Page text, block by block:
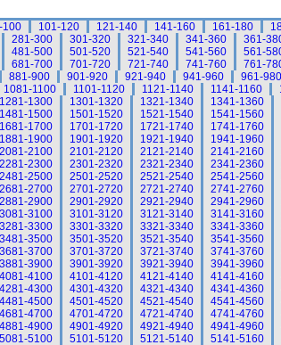
100 101-120 121-140 141-160 161-180
281-300 301-320 321-340 341-360 361-
481-500 501-520 521-540 541-560 561-
681-700 701-720 721-740 741-760 761-
881-900 901-920 921-940 941-960 961-980
1081-1100 1101-1120 1121-1140 1141-1160
1281-1300 1301-1320 1321-1340 1341-1360
1481-1500 1501-1520 1521-1540 1541-1560
1681-1700 1701-1720 1721-1740 1741-1760
1881-1900 1901-1920 1921-1940 1941-1960
2081-2100 2101-2120 2121-2140 2141-2160
2281-2300 2301-2320 2321-2340 2341-2360
2481-2500 2501-2520 2521-2540 2541-2560
2681-2700 2701-2720 2721-2740 2741-2760
2881-2900 2901-2920 2921-2940 2941-2960
3081-3100 3101-3120 3121-3140 3141-3160
3281-3300 3301-3320 3321-3340 3341-3360
3481-3500 3501-3520 3521-3540 3541-3560
3681-3700 3701-3720 3721-3740 3741-3760
3881-3900 3901-3920 3921-3940 3941-3960
4081-4100 4101-4120 4121-4140 4141-4160
4281-4300 4301-4320 4321-4340 4341-4360
4481-4500 4501-4520 4521-4540 4541-4560
4681-4700 4701-4720 4721-4740 4741-4760
4881-4900 4901-4920 4921-4940 4941-4960
5081-5100 5101-5120 5121-5140 5141-5160